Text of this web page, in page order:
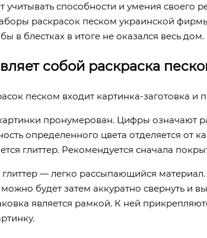
учитывать способности и умения своего
раскрасок песком украинской
в блестках в итоге не оказался весь дом.
собой раскраска
песком входит картинка-заготовка и
пронумерован. Цифры означают
определенного цвета отделяется
глиттер. Рекомендуется сначала
— легко рассыпающийся
будет затем аккуратно свернуть и
является рамкой. К ней